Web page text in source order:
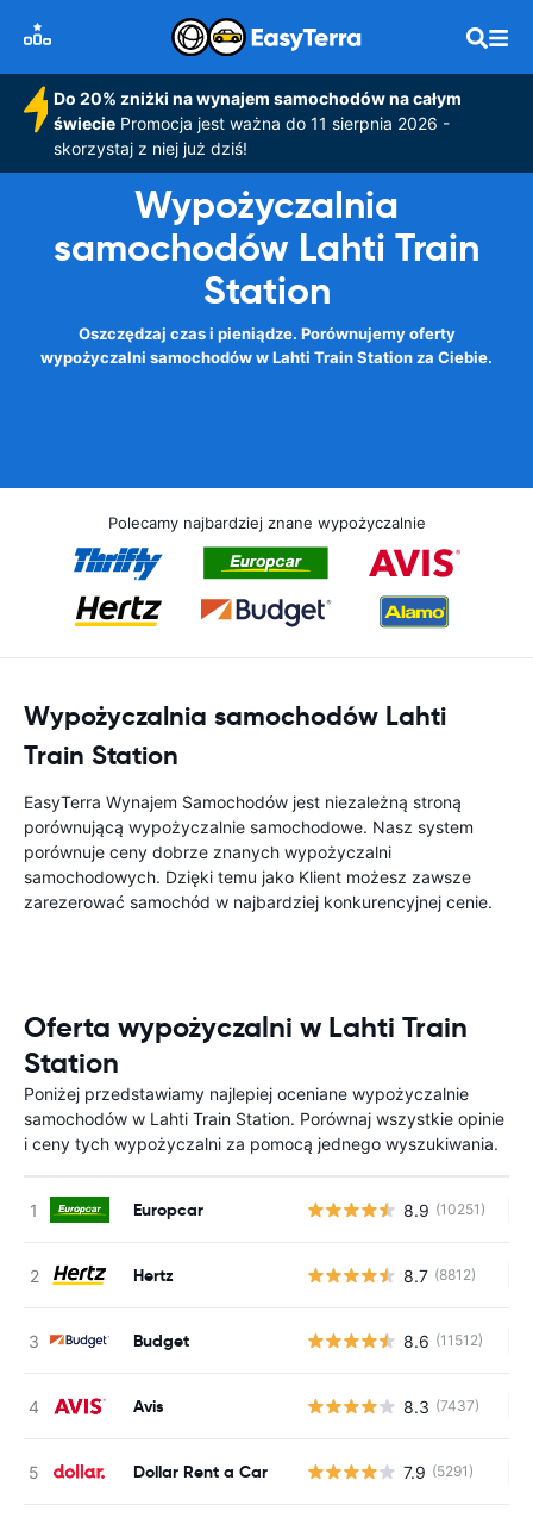
Do 20% zniżki na wynajem samochodów na całym
świeciePromocja jest ważna do 11 sierpnia 2026 -
skorzystaj z niej już dziś!
Wypożyczalnia
samochodów Lahti Train
Station
Oszczędzaj czas i pieniądze. Porównujemy oferty
wypożyczalni samochodów w Lahti Train Station za Ciebie.
Polecamy najbardziej znane wypożyczalnie
Wypożyczalnia samochodów Lahti
Train Station
EasyTerra Wynajem Samochodów jest niezależną stroną
porównującą wypożyczalnie samochodowe. Nasz system
porównuje ceny dobrze znanych wypożyczalni
samochodowych. Dzięki temu jako Klient możesz zawsze
zarezerować samochód w najbardziej konkurencyjnej cenie.
Oferta wypożyczalni w Lahti Train
Station
Poniżej przedstawiamy najlepiej oceniane wypożyczalnie
samochodów w Lahti Train Station. Porównaj wszystkie opinie
i ceny tych wypożyczalni za pomocą jednego wyszukiwania.
Europcar 8.9 (10251)
Hertz 8.7 (8812)
Budget 8.6 (11512)
Avis 8.3 (7437)
Dollar Rent a Car 7.9 (5291)